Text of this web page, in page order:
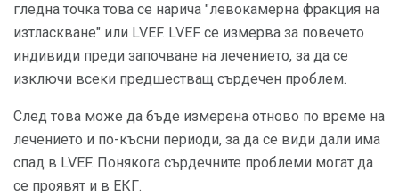
гледна точка това се нарича "левокамерна фракция на
изтласкване" или LVEF. LVEF се измерва за повечето
индивиди преди започване на лечението, за да се
изключи всеки предшестващ сърдечен проблем.
След това може да бъде измерена отново по време на
лечението и по-късни периоди, за да се види дали има
спад в LVEF. Понякога сърдечните проблеми могат да
се проявят и в ЕКГ.